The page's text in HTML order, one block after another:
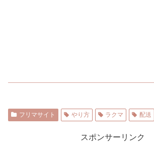
フリマサイト やり方 ラクマ 配送
スポンサーリンク